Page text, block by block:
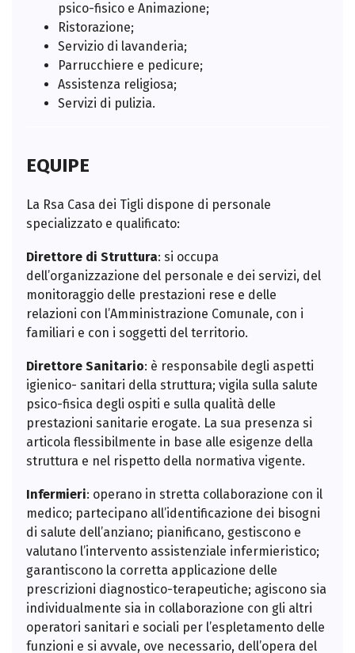
psico-fisico e Animazione;
Ristorazione;
Servizio di lavanderia;
Parrucchiere e pedicure;
Assistenza religiosa;
Servizi di pulizia.
EQUIPE
La Rsa Casa dei Tigli dispone di personale
specializzato e qualificato:
Direttore di Struttura: si occupa
dell’organizzazione del personale e dei servizi, del
monitoraggio delle prestazioni rese e delle
relazioni con l’Amministrazione Comunale, con i
familiari e con i soggetti del territorio.
Direttore Sanitario: è responsabile degli aspetti
igienico- sanitari della struttura; vigila sulla salute
psico-fisica degli ospiti e sulla qualità delle
prestazioni sanitarie erogate. La sua presenza si
articola flessibilmente in base alle esigenze della
struttura e nel rispetto della normativa vigente.
Infermieri: operano in stretta collaborazione con il
medico; partecipano all’identificazione dei bisogni
di salute dell’anziano; pianificano, gestiscono e
valutano l’intervento assistenziale infermieristico;
garantiscono la corretta applicazione delle
prescrizioni diagnostico-terapeutiche; agiscono sia
individualmente sia in collaborazione con gli altri
operatori sanitari e sociali per l’espletamento delle
funzioni e si avvale, ove necessario, dell’opera del